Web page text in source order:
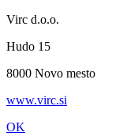
Virc d.o.o.
Hudo 15
8000 Novo mesto
www.virc.si
OK